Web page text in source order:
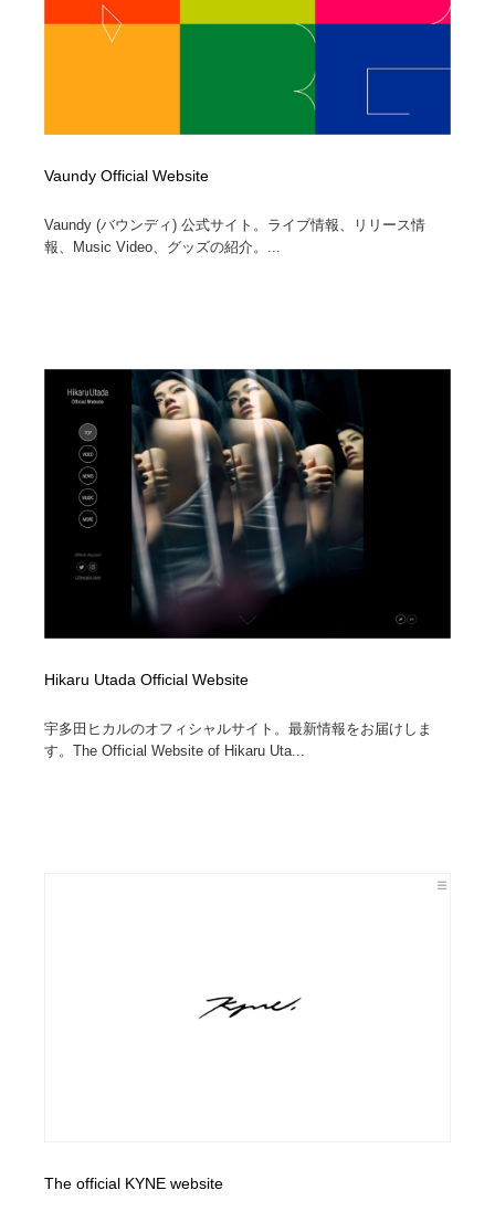
Vaundy Official Website
Vaundy (バウンディ) 公式サイト。ライブ情報、リリース情
報、Music Video、グッズの紹介。...
Hikaru Utada Official Website
宇多田ヒカルのオフィシャルサイト。最新情報をお届けしま
す。The Official Website of Hikaru Uta...
The official KYNE website